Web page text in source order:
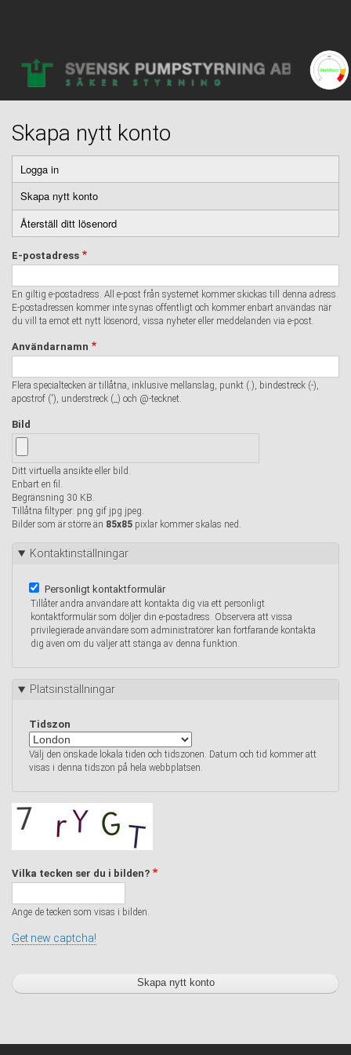
account
menu
Skapa nytt konto
Primära
flikar
Logga in
Skapa nytt konto
flik)
Återställ ditt lösenord
E-postadress
En giltig e-postadress. All e-post från systemet kommer skickas till denna adress.
E-postadressen kommer inte synas offentligt och kommer enbart användas när
du vill ta emot ett nytt lösenord, vissa nyheter eller meddelanden via e-post.
Användarnamn
Flera specialtecken är tillåtna, inklusive mellanslag, punkt (.), bindestreck (-),
apostrof ('), understreck (_) och @-tecknet.
Bild
Ditt virtuella ansikte eller bild.
Enbart en fil.
Begränsning 30 KB.
Tillåtna filtyper: png gif jpg jpeg.
Bilder som är större än 85x85 pixlar kommer skalas ned.
Kontaktinställningar
Personligt kontaktformulär
Tillåter andra användare att kontakta dig via ett personligt
kontaktformulär som döljer din e-postadress. Observera att vissa
privilegierade användare som administratörer kan fortfarande kontakta
dig även om du väljer att stänga av denna funktion.
Platsinställningar
Tidszon
Välj den önskade lokala tiden och tidszonen. Datum och tid kommer att
visas i denna tidszon på hela webbplatsen.
Vilka tecken ser du i bilden?
Ange de tecken som visas i bilden.
Get new captcha!